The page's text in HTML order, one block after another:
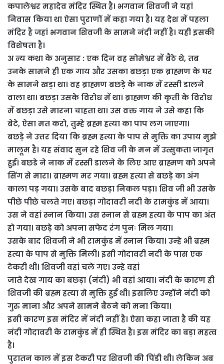
कपालेश्वर महादेव मंदिर स्थित है। भगवान शिवजी ने यहां
निवास किया था ऐसा पुराणों में कहा गया है। यह देश में पहला
मंदिर है जहां भगवान शिवजी के सामने नंदी नहीं है। यही इसकी
विशेषता है।
अ न्य कथा के अनुसार : एक दिन वह सोमेश्वर में बैठे थे, तब
उनके सामने ही एक गाय और उसका बछड़ा एक ब्राह्मण के घर
के सामने खड़ा था। वह ब्राह्मण बछड़े के नाक में रस्सी डालने
वाला था। बछड़ा उसके विरोध में था। ब्राह्मण की कृती के विरोध
में बछड़ा उसे मारना चाहता था। उस वक्त गाय ने उसे कहा कि
बेटे, ऐसा मत करो, तुम्हे ब्रह्म हत्या का पाप लग जाएगा।
बछड़े ने उत्तर दिया कि ब्रह्म हत्या के पाप से मुक्ति का उपाय मुझे
मालूम है। यह संवाद सुन रहे शिव जी के मन में उत्सुकता जागृत
हुई। बछडे ने नाक में रस्सी डालने के लिए आए ब्राह्मण को अपने
सिंग से मारा। ब्राह्मण मर गया। ब्रह्म हत्या से बछड़े का अंग
काला पड़ गया। उसके बाद बछड़ा निकल पड़ा। शिव जी भी उसके
पीछे पीछे चलते गए। बछड़ा गोदावरी नदी के रामकुंड में आया।
उस ने वहां स्नान किया। उस स्नान से ब्रह्म हत्या के पाप का अंत
हो गया। बछड़े को अपना सफेद रंग पुनः मिल गया।
उसके बाद शिवजी ने भी रामकुंड में स्नान किया। उन्हे भी ब्रह्म
हत्या के पाप से मुक्ति मिली। इसी गोदावरी नदी के पास एक
टेकरी थी। शिवजी वहां चले गए। उन्हे वहां
जाते देख गाय का बछड़ा (नंदी) भी वहां आया। नंदी के कारण ही
शिवजी की ब्रह्म हत्या से मुक्ति हुई थी। इसलिए उन्होंने नंदी को
गुरु माना और अपने सामने बैठने को मना किया।
इसी कारण इस मंदिर में नंदी नहीं है। ऐसा कहा जाता है की यह
नंदी गोदावरी के रामकुंड में ही स्थित है। इस मंदिर का बड़ा महत्व
है।
पुरातन काल में इस टेकरी पर शिवजी की पिंडी थी। लेकिन अब